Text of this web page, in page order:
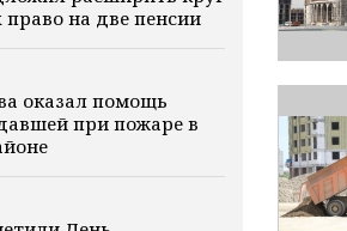
на две пенсии
оказал помощь
при пожаре в